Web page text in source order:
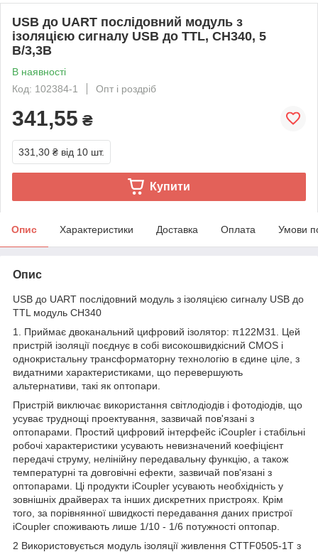
USB до UART послідовний модуль з
ізоляцією сигналу USB до TTL, CH340, 5
В/3,3В
В наявності
Код: 102384-1
Опт і роздріб
341,55 ₴
331,30 ₴ від 10 шт.
Купити
Опис Характеристики Доставка Оплата Умови
Опис
USB до UART послідовний модуль з ізоляцією сигналу USB до
TTL модуль CH340
1. Приймає двоканальний цифровий ізолятор: π122M31. Цей
пристрій ізоляції поєднує в собі високошвидкісний CMOS і
однокристальну трансформаторну технологію в єдине ціле, з
видатними характеристиками, що перевершують
альтернативи, такі як оптопари.
Пристрій виключає використання світлодіодів і фотодіодів, що
усуває труднощі проектування, зазвичай пов'язані з
оптопарами. Простий цифровий інтерфейс iCoupler і стабільні
робочі характеристики усувають невизначений коефіцієнт
передачі струму, нелінійну передавальну функцію, а також
температурні та довговічні ефекти, зазвичай пов'язані з
оптопарами. Ці продукти iCoupler усувають необхідність у
зовнішніх драйверах та інших дискретних пристроях. Крім
того, за порівнянної швидкості передавання даних пристрої
iCoupler споживають лише 1/10 - 1/6 потужності оптопар.
2 Використовується модуль ізоляції живлення CTTF0505-1T з